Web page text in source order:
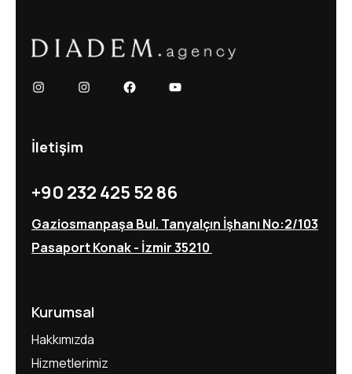
InstagramInstagramFacebookYouTube
İletişim
+90 232 425 52 86
Gaziosmanpaşa Bul. Tanyalçın İşhanı No:2/103
PasaportKonak - İzmir 35210
Kurumsal
Hakkımızda
Hizmetlerimiz